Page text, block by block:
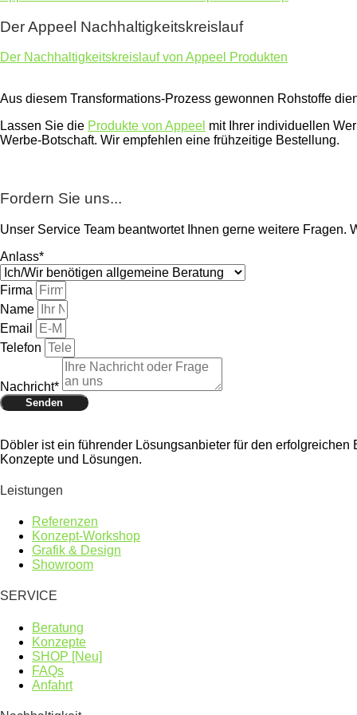
Der Appeel Nachhaltigkeitskreislauf
Der Nachhaltigkeitskreislauf von Appeel Produkten
Aus diesem Transformations-Prozess gewonnen Rohstoffe
Lassen Sie die Produkte von Appeel mit Ihrer individuellen
Werbe-Botschaft. Wir empfehlen eine frühzeitige Bestellung.
Fordern Sie uns...
Unser Service Team beantwortet Ihnen gerne weitere Fragen.
Anlass*
Firma
Name
Email
Telefon
Nachricht*
Senden
Döbler ist ein führender Lösungsanbieter für den
Konzepte und Lösungen.
Leistungen
Referenzen
Konzept-Workshop
Grafik & Design
Showroom
SERVICE
Beratung
Konzepte
SHOP [Neu]
FAQs
Anfahrt